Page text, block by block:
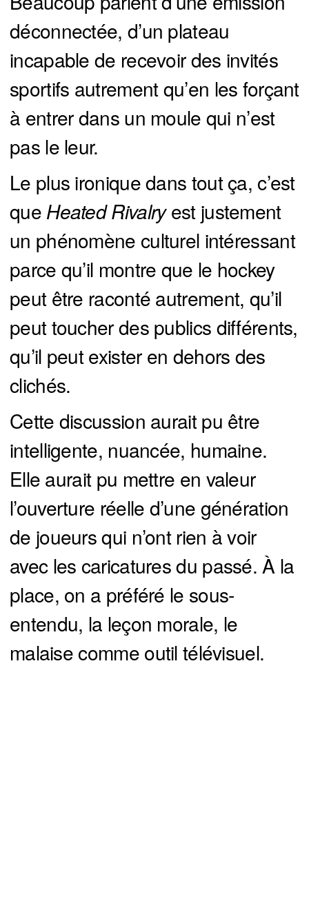
déconnectée, d’un plateau
incapable de recevoir des invités
sportifs autrement qu’en les forçant
à entrer dans un moule qui n’est
pas le leur.
Le plus ironique dans tout ça, c’est
que Heated Rivalryest justement
un phénomène culturel intéressant
parce qu’il montre que le hockey
peut être raconté autrement, qu’il
peut toucher des publics différents,
qu’il peut exister en dehors des
clichés.
Cette discussion aurait pu être
intelligente, nuancée, humaine.
Elle aurait pu mettre en valeur
l’ouverture réelle d’une génération
de joueurs qui n’ont rien à voir
avec les caricatures du passé. À la
place, on a préféré le sous-
entendu, la leçon morale, le
malaise comme outil télévisuel.